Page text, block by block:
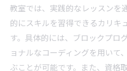
教室では、実践的なレッスンを
的にスキルを習得できるカリキ
す。具体的には、ブロックプロ
ョナルなコーディングを用いて
ぶことが可能です。また、資格